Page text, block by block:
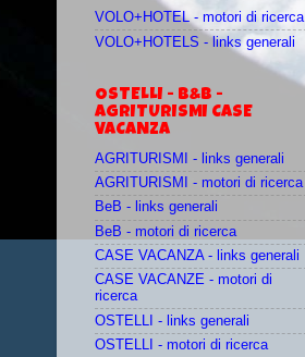
VOLO+HOTEL - motori di ricerca
VOLO+HOTELS - links generali
OSTELLI - B&B -
AGRITURISMI CASE
VACANZA
AGRITURISMI - links generali
AGRITURISMI - motori di ricerca
BeB - links generali
BeB - motori di ricerca
CASE VACANZA - links generali
CASE VACANZE - motori di
ricerca
OSTELLI - links generali
OSTELLI - motori di ricerca